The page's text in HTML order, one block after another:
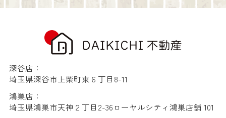
深谷店：
埼玉県深谷市上柴町東６丁目8-11
鴻巣店：
埼玉県鴻巣市天神２丁目2-36ローヤルシティ鴻巣店舗 101